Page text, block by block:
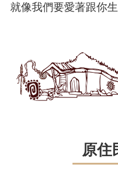
就像我們要愛著跟你
原住